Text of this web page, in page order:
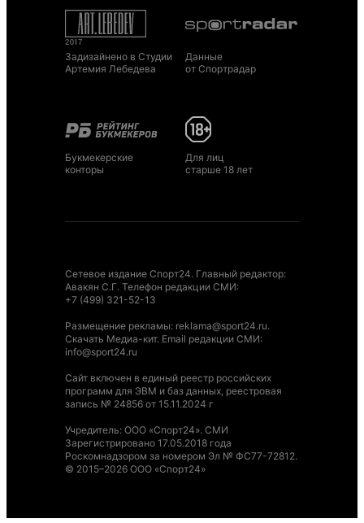
Задизайнено в Студии
Артемия Лебедева
Данные
от Спортрадар
Букмекерские
конторы
Для лиц
старше 18 лет
Сетевое издание Спорт24. Главный редактор:
Авакян С.Г. Телефон редакции СМИ:
+7 (499) 321-52-13
Размещение рекламы: reklama@sport24.ru.
Скачать Медиа-кит. Email редакции СМИ:
info@sport24.ru
Сайт включен в единый реестр российских
программ для ЭВМ и баз данных, реестровая
запись № 24856 от 15.11.2024 г
Учредитель: ООО «Спорт24». СМИ
Зарегистрировано 17.05.2018 года
Роскомнадзором за номером Эл № ФС77-72812.
© 2015–2026 ООО «Спорт24»